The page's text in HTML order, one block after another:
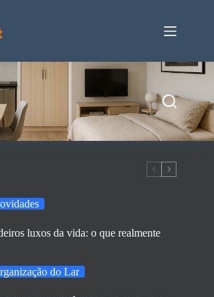
luxos da vida: o que realmente
do Lar